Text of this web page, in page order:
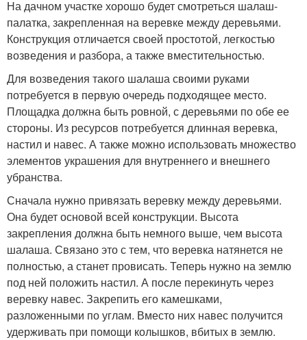
На дачном участке хорошо будет смотреться шалаш-
палатка, закрепленная на веревке между деревьями.
Конструкция отличается своей простотой, легкостью
возведения и разбора, а также вместительностью.
Для возведения такого шалаша своими руками
потребуется в первую очередь подходящее место.
Площадка должна быть ровной, с деревьями по обе ее
стороны. Из ресурсов потребуется длинная веревка,
настил и навес. А также можно использовать множество
элементов украшения для внутреннего и внешнего
убранства.
Сначала нужно привязать веревку между деревьями.
Она будет основой всей конструкции. Высота
закрепления должна быть немного выше, чем высота
шалаша. Связано это с тем, что веревка натянется не
полностью, а станет провисать. Теперь нужно на землю
под ней положить настил. А после перекинуть через
веревку навес. Закрепить его камешками,
разложенными по углам. Вместо них навес получится
удерживать при помощи колышков, вбитых в землю.